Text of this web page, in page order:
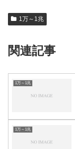
1万～1兆
関連記事
1万～1兆
1万～1兆